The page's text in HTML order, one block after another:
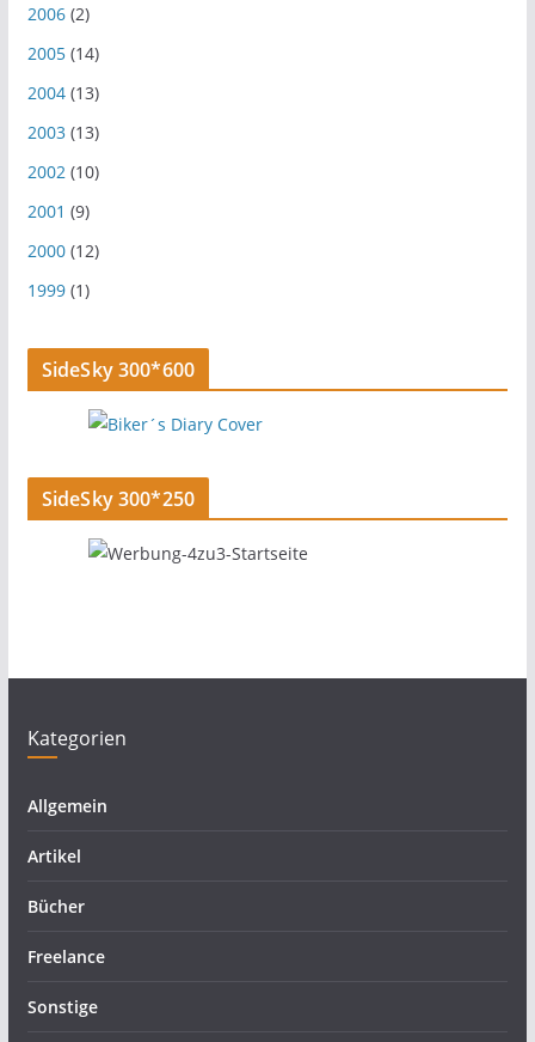
2006(2)
2005(14)
2004(13)
2003(13)
2002(10)
2001 (9)
2000(12)
1999(1)
SideSky 300*600
SideSky 300*250
Kategorien
Allgemein
Artikel
Bücher
Freelance
Sonstige